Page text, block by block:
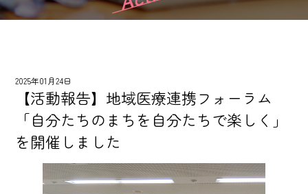
2025年01月24日
【活動報告】地域医療連携フォーラム
「自分たちのまちを自分たちで楽しく」
を開催しました